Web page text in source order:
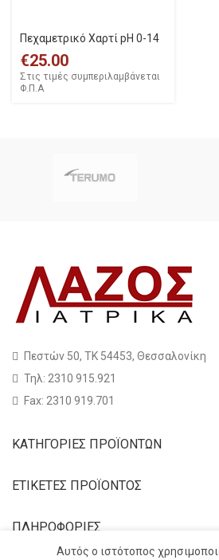
Πεχαμετρικό Χαρτί pH 0-14
€25.00
Στις τιμές συμπεριλαμβάνεται
Φ.Π.Α
Πεστών 50, ΤΚ 54453, Θεσσαλονίκη
Τηλ: 2310 915.921
Fax: 2310 919.701
ΚΑΤΗΓΟΡΙΕΣ ΠΡΟΪΟΝΤΩΝ
ΕΤΙΚΕΤΕΣ ΠΡΟΪΟΝΤΟΣ
ΠΛΗΡΟΦΟΡΙΕΣ
Αυτός ο ιστότοπος